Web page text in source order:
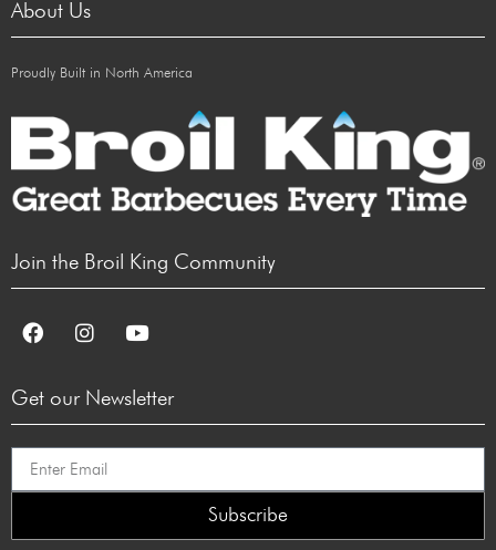
About Us
Proudly Built in North America
Join the Broil King Community
Get our Newsletter
Subscribe